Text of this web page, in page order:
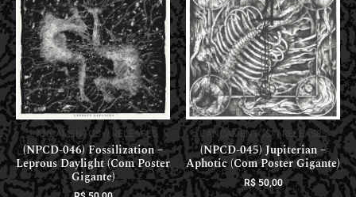
LANÇAMENTOS // RELEASES
(NPCD-046) Fossilization –
Leprous Daylight (Com Poster
Gigante)
LANÇAMENTOS // RELEASES
(NPCD-045) Jupiterian –
Aphotic (Com Poster Gigante)
R$50,00